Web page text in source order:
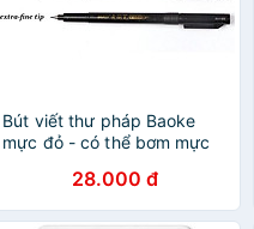
Bút viết thư pháp Baoke
mực đỏ - có thể bơm mực
28.000 đ